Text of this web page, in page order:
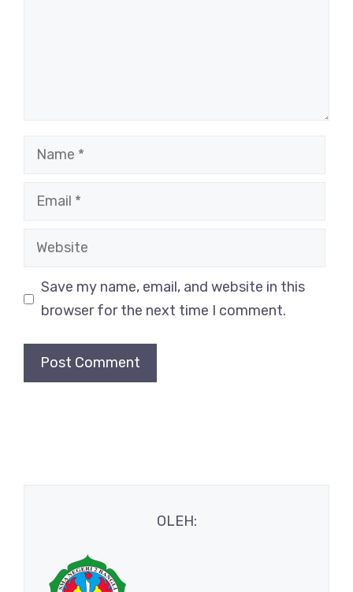
Name
Email
Website
Save my name, email, and website in this
browser for the next time I comment.
OLEH: